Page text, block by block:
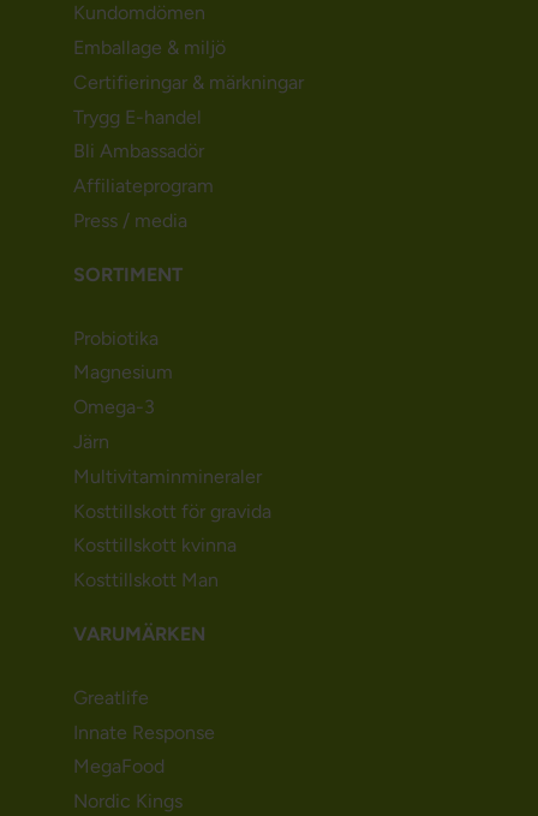
Kundomdömen
Emballage & miljö
Certifieringar & märkningar
Trygg E-handel
Bli Ambassadör
Affiliateprogram
Press / media
SORTIMENT
Probiotika
Magnesium
Omega-3
Järn
Multivitaminmineraler
Kosttillskott för gravida
Kosttillskott kvinna
Kosttillskott Man
VARUMÄRKEN
Greatlife
Innate Response
MegaFood
Nordic Kings